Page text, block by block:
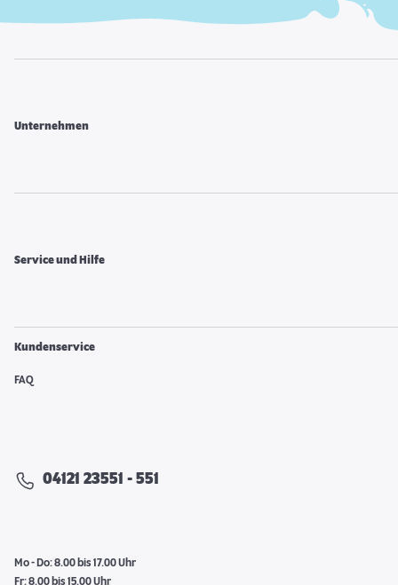
Unternehmen
Service und Hilfe
Kundenservice
FAQ
04121 23551 - 551
Mo - Do: 8.00 bis 17.00 Uhr
Fr: 8.00 bis 15.00 Uhr